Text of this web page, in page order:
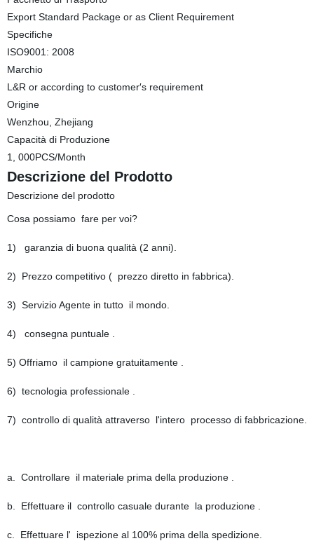
Export Standard Package or as Client Requirement
Specifiche
ISO9001: 2008
Marchio
L&R or according to customer′s requirement
Origine
Wenzhou, Zhejiang
Capacità di Produzione
1, 000PCS/Month
Descrizione del Prodotto
Descrizione del prodotto
Cosa possiamo fare per voi?
1) garanzia di buona qualità (2 anni).
2) Prezzo competitivo ( prezzo diretto in fabbrica).
3) Servizio Agente in tutto il mondo.
4) consegna puntuale .
5) Offriamo il campione gratuitamente .
6) tecnologia professionale .
7) controllo di qualità attraverso l'intero processo di fabbricazione.
a. Controllare il materiale prima della produzione .
b. Effettuare il controllo casuale durante la produzione .
c. Effettuare l' ispezione al 100% prima della spedizione.